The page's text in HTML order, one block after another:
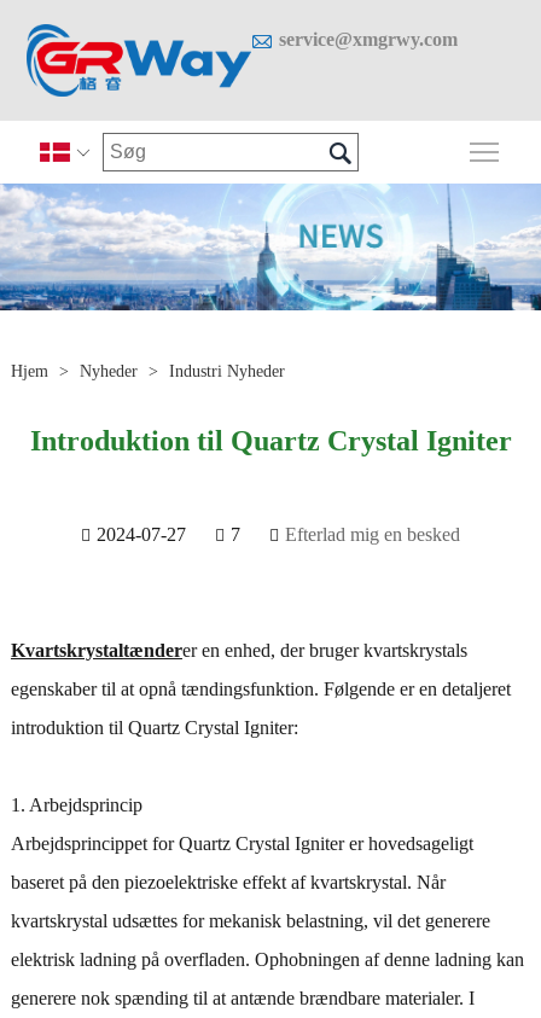
 service@xmgrwy.com
 
Hjem > Nyheder > Industri Nyheder
Introduktion til Quartz Crystal Igniter
2024-07-27 7 Efterlad mig en besked
Kvartskrystaltænderer en enhed, der bruger kvartskrystals
egenskaber til at opnå tændingsfunktion. Følgende er en detaljeret
introduktion til Quartz Crystal Igniter:
1. Arbejdsprincip
Arbejdsprincippet for Quartz Crystal Igniter er hovedsageligt
baseret på den piezoelektriske effekt af kvartskrystal. Når
kvartskrystal udsættes for mekanisk belastning, vil det generere
elektrisk ladning på overfladen. Ophobningen af ​​denne ladning kan
generere nok spænding til at antænde brændbare materialer. I